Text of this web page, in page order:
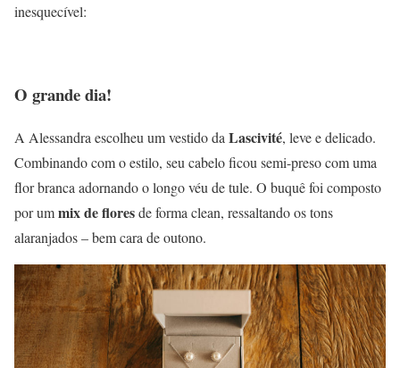
inesquecível:
O grande dia!
A Alessandra escolheu um vestido daLascivité, leve e delicado.
Combinando com o estilo, seu cabelo ficou semi-preso com uma
flor branca adornando o longo véu de tule. O buquê foi composto
por ummix de floresde forma clean, ressaltando os tons
alaranjados – bem cara de outono.